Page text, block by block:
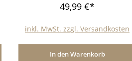
49,99 €*
inkl. MwSt. zzgl. Versandkosten
In den Warenkorb